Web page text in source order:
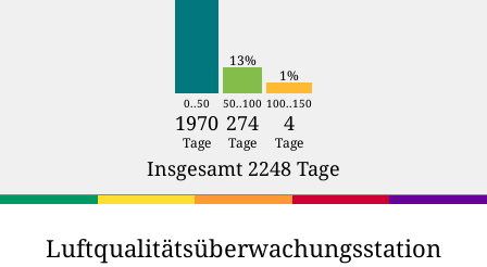
13%
1%
0..50 50..100 100..150
1970 274 4
Tage Tage Tage
Insgesamt 2248 Tage
Luftqualitätsüberwachungsstation